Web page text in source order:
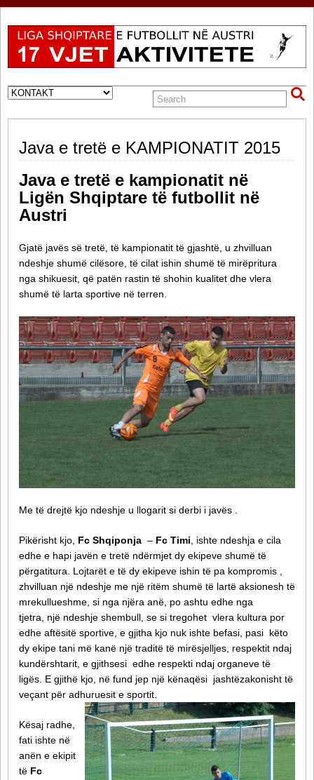
Java e tretë e KAMPIONATIT 2015
Java e tretë e kampionatit në
Ligën Shqiptare të futbollit në
Austri
Gjatë javës së tretë, të kampionatit të gjashtë, u zhvilluan
ndeshje shumë cilësore, të cilat ishin shumë të mirëpritura
nga shikuesit, që patën rastin të shohin kualitet dhe vlera
shumë të larta sportive në terren.
Me të drejtë kjo ndeshje u llogarit si derbi i javës .
Pikërisht kjo, Fc Shqiponja – Fc Timi, ishte ndeshja e cila
edhe e hapi javën e tretë ndërmjet dy ekipeve shumë të
përgatitura. Lojtarët e të dy ekipeve ishin të pa kompromis ,
zhvilluan një ndeshje me një ritëm shumë të lartë aksionesh të
mrekullueshme, si nga njëra anë, po ashtu edhe nga
tjetra, një ndeshje shembull, se si tregohet vlera kultura por
edhe aftësitë sportive, e gjitha kjo nuk ishte befasi, pasi këto
dy ekipe tani më kanë një traditë të mirësjelljes, respektit ndaj
kundërshtarit, e gjithsesi edhe respekti ndaj organeve të
ligës. E gjithë kjo, në fund jep një kënaqësi jashtëzakonisht të
veçant për adhuruesit e sportit.
Kësaj radhe,
fati ishte në
anën e ekipit
të Fc